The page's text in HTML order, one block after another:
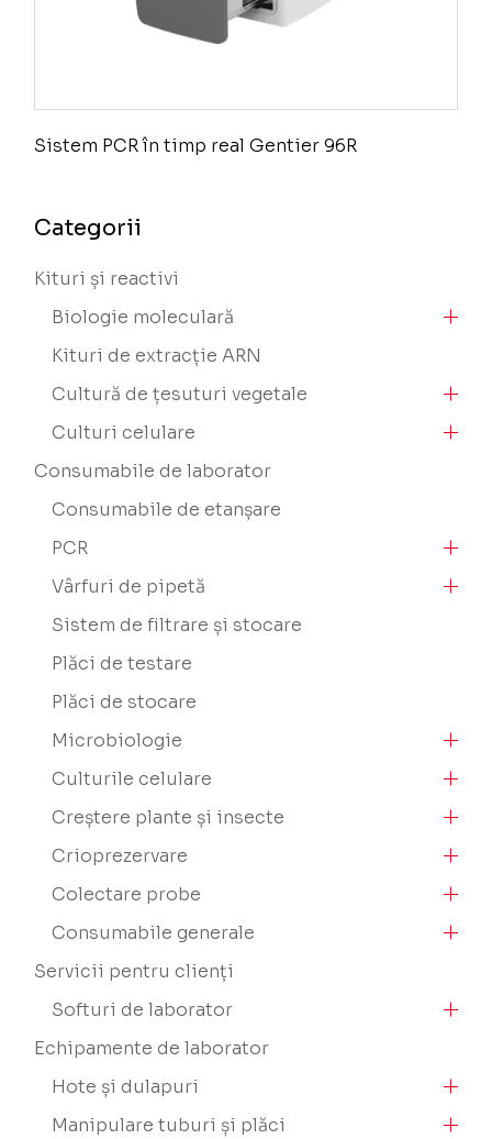
Sistem PCR în timp real Gentier 96R
Categorii
Kituri și reactivi
Biologie moleculară
Kituri de extracție ARN
Cultură de țesuturi vegetale
Culturi celulare
Consumabile de laborator
Consumabile de etanșare
PCR
Vârfuri de pipetă
Sistem de filtrare și stocare
Plăci de testare
Plăci de stocare
Microbiologie
Culturile celulare
Creștere plante și insecte
Crioprezervare
Colectare probe
Consumabile generale
Servicii pentru clienți
Softuri de laborator
Echipamente de laborator
Hote și dulapuri
Manipulare tuburi și plăci